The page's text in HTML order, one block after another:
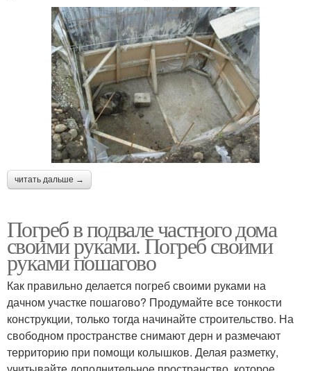
читать дальше →
Погреб в подвале частного дома
своими руками. Погреб своими
руками пошагово
Как правильно делается погреб своими руками на
дачном участке пошагово? Продумайте все тонкости
конструкции, только тогда начинайте строительство. На
свободном пространстве снимают дерн и размечают
территорию при помощи колышков. Делая разметку,